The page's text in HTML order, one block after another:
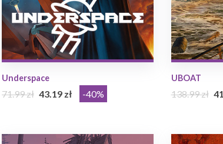
Underspace
71.99 zł 43.19 zł -40%
UBOAT
138.99 zł